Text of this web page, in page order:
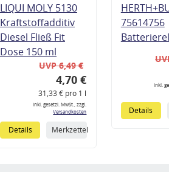
LIQUI MOLY 5130
Kraftstoffadditiv
Diesel Fließ Fit
Dose 150 ml
UVP 6,49 €
4,70 €
31,33 € pro 1 l
inkl. gesetzl. MwSt., zzgl.
Versandkosten
Details Merkzettel
75614756
inkl.
Details